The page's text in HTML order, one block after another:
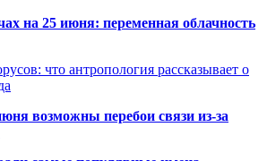
на 25 июня: переменная облачность
что антропология рассказывает о
возможны перебои связи из-за